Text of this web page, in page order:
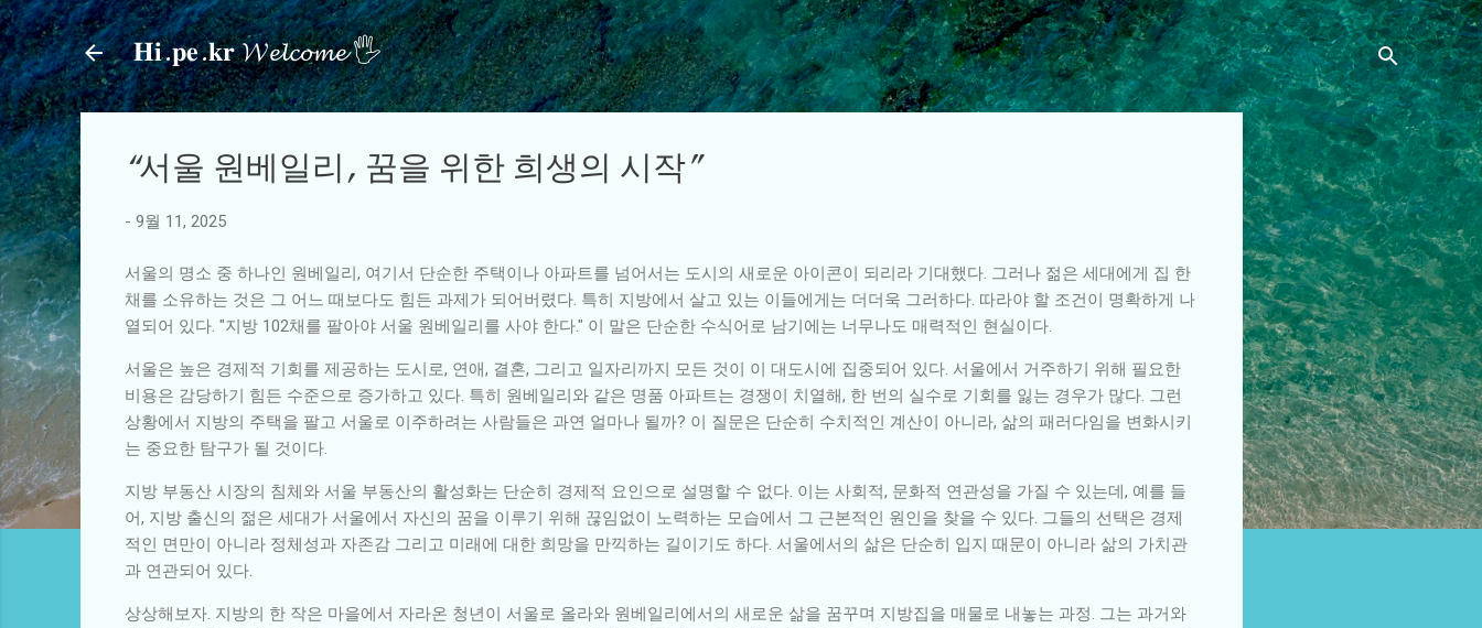
기본 콘텐츠로 건너뛰기
𝐇𝐢.𝐩𝐞.𝐤𝐫 𝓦𝓮𝓵𝓬𝓸𝓶𝓮 🖐
“서울 원베일리, 꿈을 위한 희생의 시작”
- 9월 11, 2025
서울의 명소 중 하나인 원베일리, 여기서 단순한 주택이나 아파트를 넘어서는 도시의 새로운 아이콘이 되리라 기대했다. 그러나 젊은 세대에게 집 한
채를 소유하는 것은 그 어느 때보다도 힘든 과제가 되어버렸다. 특히 지방에서 살고 있는 이들에게는 더더욱 그러하다. 따라야 할 조건이 명확하게 나
열되어 있다. "지방 102채를 팔아야 서울 원베일리를 사야 한다." 이 말은 단순한 수식어로 남기에는 너무나도 매력적인 현실이다.
서울은 높은 경제적 기회를 제공하는 도시로, 연애, 결혼, 그리고 일자리까지 모든 것이 이 대도시에 집중되어 있다. 서울에서 거주하기 위해 필요한
비용은 감당하기 힘든 수준으로 증가하고 있다. 특히 원베일리와 같은 명품 아파트는 경쟁이 치열해, 한 번의 실수로 기회를 잃는 경우가 많다. 그런
상황에서 지방의 주택을 팔고 서울로 이주하려는 사람들은 과연 얼마나 될까? 이 질문은 단순히 수치적인 계산이 아니라, 삶의 패러다임을 변화시키
는 중요한 탐구가 될 것이다.
지방 부동산 시장의 침체와 서울 부동산의 활성화는 단순히 경제적 요인으로 설명할 수 없다. 이는 사회적, 문화적 연관성을 가질 수 있는데, 예를 들
어, 지방 출신의 젊은 세대가 서울에서 자신의 꿈을 이루기 위해 끊임없이 노력하는 모습에서 그 근본적인 원인을 찾을 수 있다. 그들의 선택은 경제
적인 면만이 아니라 정체성과 자존감 그리고 미래에 대한 희망을 만끽하는 길이기도 하다. 서울에서의 삶은 단순히 입지 때문이 아니라 삶의 가치관
과 연관되어 있다.
상상해보자. 지방의 한 작은 마을에서 자라온 청년이 서울로 올라와 원베일리에서의 새로운 삶을 꿈꾸며 지방집을 매물로 내놓는 과정. 그는 과거와